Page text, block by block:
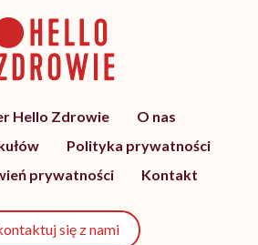
Hello Zdrowie
O nas
Polityka prywatności
prywatności
Kontakt
się z nami